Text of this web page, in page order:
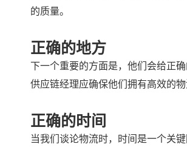
的质量。
正确的地方
下一个重要的方面是，他们会给正确
供应链经理应确保他们拥有高效的
正确的时间
当我们谈论物流时，时间是一个关